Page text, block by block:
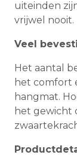
uiteinden
vrijwel nooit.
Veel
Het aantal
het comfort
hangmat.
het gewicht